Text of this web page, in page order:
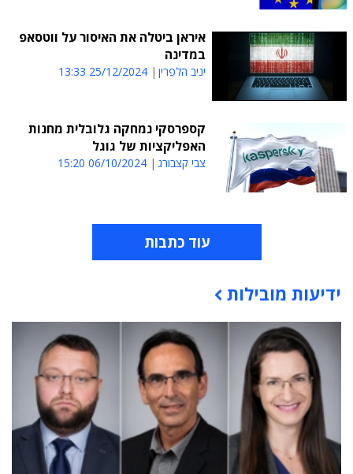
איראן ביטלה את האיסור על ווטסאפ
במדינה
יניב הלפרין 25/12/2024 13:33
קספרסקי נמחקה גלובלית מחנות
האפליקציות של גוגל
צבי קצבורג 06/10/2024 15:20
עוד כתבות
תוכן פרסומי
ידיעות מובילות